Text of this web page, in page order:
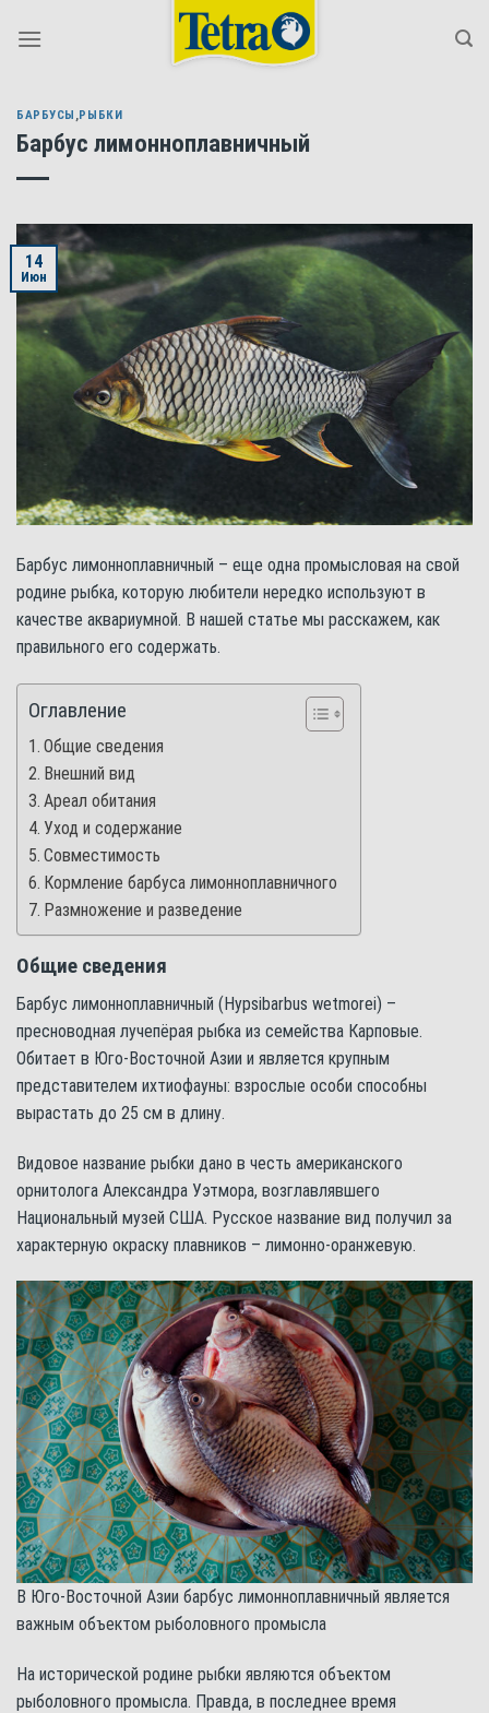
БАРБУСЫ ,РЫБКИ
Барбус лимонноплавничный
14
Июн
Барбус лимонноплавничный – еще одна промысловая на свой
родине рыбка, которую любители нередко используют в
качестве аквариумной. В нашей статье мы расскажем, как
правильного его содержать.
Оглавление
Общие сведения
Внешний вид
Ареал обитания
Уход и содержание
Совместимость
Кормление барбуса лимонноплавничного
Размножение и разведение
Общие сведения
Барбус лимонноплавничный (Hypsibarbus wetmorei) –
пресноводная лучепёрая рыбка из семейства Карповые.
Обитает в Юго-Восточной Азии и является крупным
представителем ихтиофауны: взрослые особи способны
вырастать до 25 см в длину.
Видовое название рыбки дано в честь американского
орнитолога Александра Уэтмора, возглавлявшего
Национальный музей США. Русское название вид получил за
характерную окраску плавников – лимонно-оранжевую.
В Юго-Восточной Азии барбус лимонноплавничный является
важным объектом рыболовного промысла
На исторической родине рыбки являются объектом
рыболовного промысла. Правда, в последнее время